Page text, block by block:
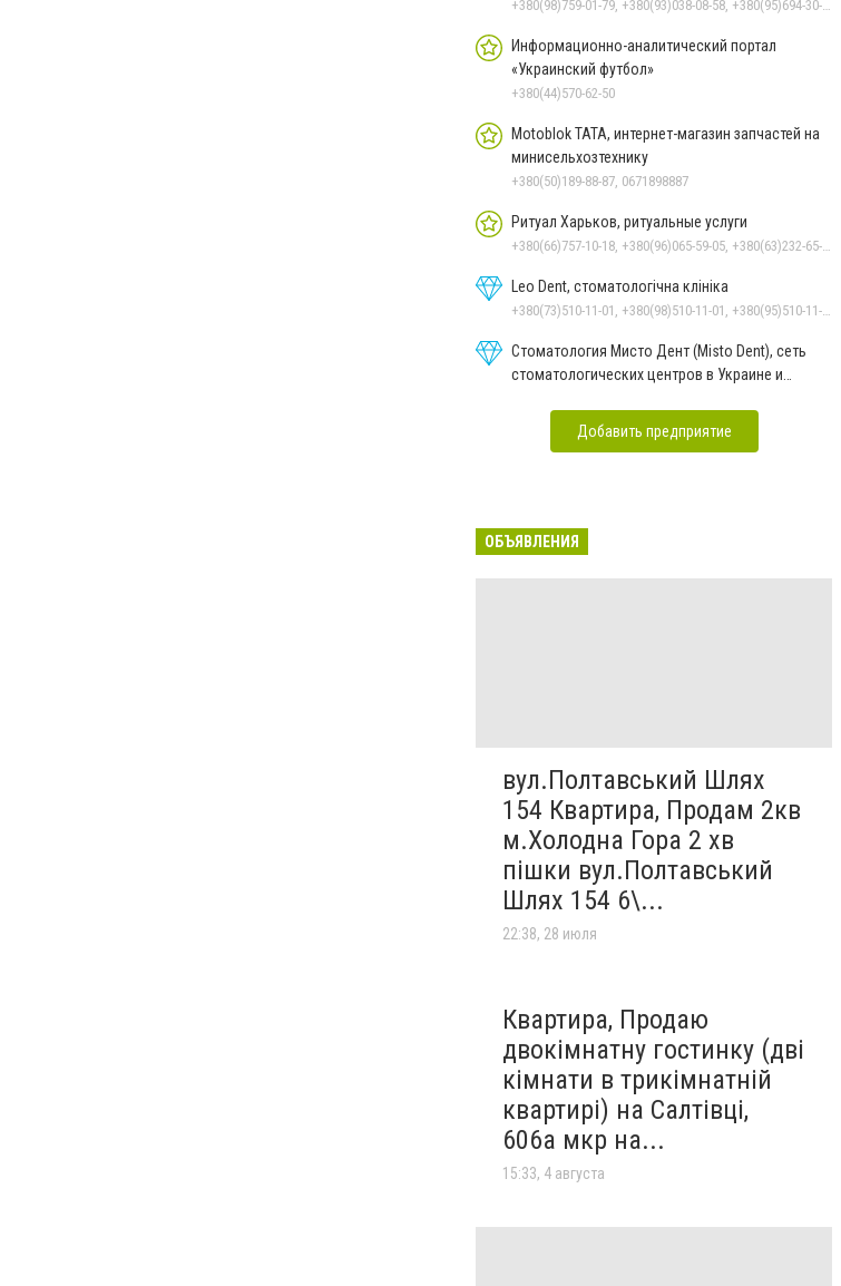
Информационно-аналитический портал
«Украинский футбол»
+380(44)570-62-50
Motoblok TATA, интернет-магазин запчастей на
минисельхозтехнику
+380(50)189-88-87, 0671898887
Ритуал Харьков, ритуальные услуги
Leo Dent, стоматологічна клініка
Стоматология Мисто Дент (Misto Dent), сеть
стоматологических центров в Украине и
Добавить предприятие
ОБЪЯВЛЕНИЯ
вул.Полтавський Шлях
154 Квартира, Продам 2кв
м.Холодна Гора 2 хв
пішки вул.Полтавський
Шлях 154 6\...
22:38, 28 июля
Квартира, Продаю
двокімнатну гостинку (дві
кімнати в трикімнатній
квартирі) на Салтівці,
606а мкр на...
15:33, 4 августа